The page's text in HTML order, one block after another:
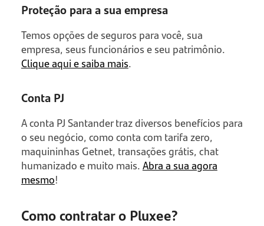
Proteção para a sua empresa
Temos opções de seguros para você, sua
empresa, seus funcionários e seu patrimônio.
Clique aqui e saiba mais.
Conta PJ
A conta PJ Santander traz diversos benefícios para
o seu negócio, como conta com tarifa zero,
maquininhas Getnet, transações grátis, chat
humanizado e muito mais.Abra a sua agora
mesmo!
Como contratar o Pluxee?